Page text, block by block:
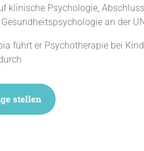
klinische Psychologie,
an der
führt er Psychotherapie bei
stellen